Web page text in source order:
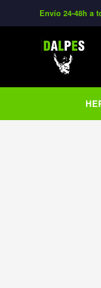
Envío 24-48h a